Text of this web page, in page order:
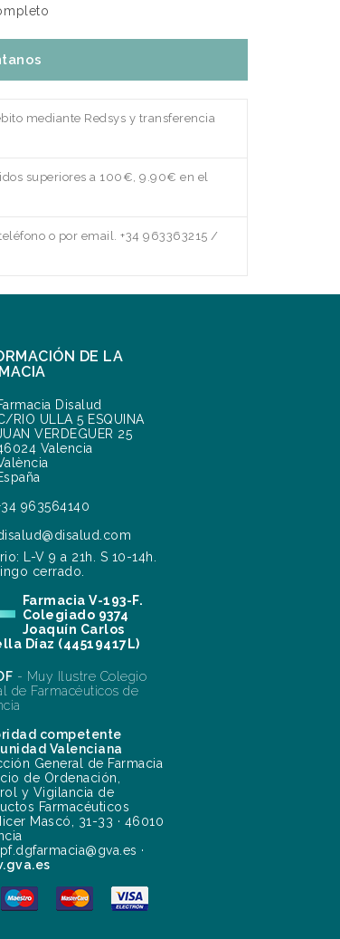
mediante Redsys y transferencia
superiores a 100€, 9.90€ en el
o por email. +34 963363215 /
DE LA
Disalud
RIO ULLA 5 ESQUINA
VERDEGUER 25
Valencia
963564140
L-V 9 a 21h. S 10-14h.
cerrado.
Farmacia V-193-F.
Colegiado 9374
Joaquín Carlos
Díaz (44519417L)
- Muy Ilustre Colegio
de Farmacéuticos de
competente
Valenciana
General de Farmacia
de Ordenación,
y Vigilancia de
Farmacéuticos
Mascó, 31-33 · 46010
·